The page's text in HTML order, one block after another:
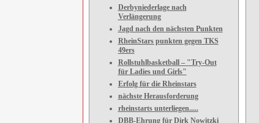
Derbyniederlage nach
Verlängerung
Jagd nach den nächsten Punkten
RheinStars punkten gegen TKS
49ers
Rollstuhlbasketball – "Try-Out
für Ladies und Girls"
Erfolg für die Rheinstars
nächste Herausforderung
rheinstarts unterliegen.....
DBB-Ehrung für Dirk Nowitzki